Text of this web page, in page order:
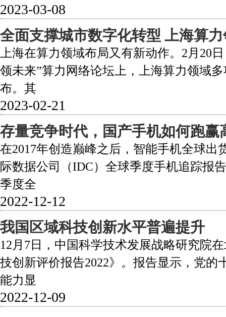
2023-03-08
全面支撑城市数字化转型 上海算
上海在算力领域布局又有新动作。2月20
领未来”算力网络论坛上，上海算力领域
布。其
2023-02-21
存量竞争时代，国产手机如何跑赢
在2017年创造巅峰之后，智能手机全球出
际数据公司（IDC）全球季度手机追踪报
季度全
2022-12-12
我国区域科技创新水平普遍提升
12月7日，中国科学技术发展战略研究院
技创新评价报告2022》。报告显示，党的
能力显
2022-12-09